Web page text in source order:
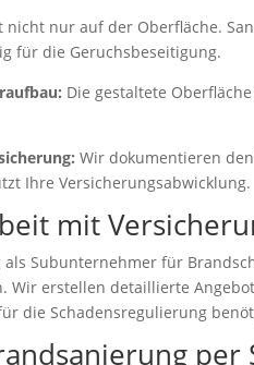
nicht nur auf der Oberfläche.
für die Geruchsbeseitigung.
Die gestaltete
Wir dokumentieren
Ihre Versicherungsabwicklung.
mit
Subunternehmer für
Wir erstellen detaillierte
die Schadensregulierung
per